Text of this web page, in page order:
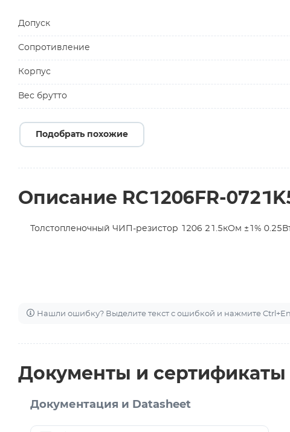
Допуск
Сопротивление
Корпус
Вес брутто
Подобрать похожие
Описание RC1206FR-
Толстопленочный ЧИП-резистор 1206 21.5кОм ±1%
Нашли ошибку? Выделите текст с ошибкой и нажмите
Документы и сертификаты
Документация и Datasheet